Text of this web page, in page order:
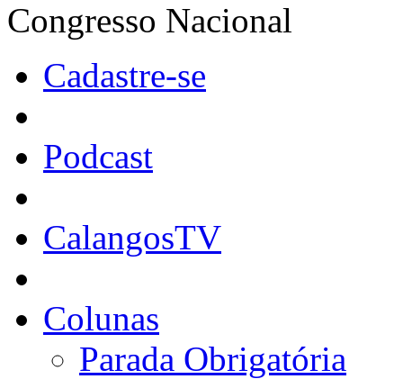
Congresso Nacional
Cadastre-se
Podcast
CalangosTV
Colunas
Parada Obrigatória